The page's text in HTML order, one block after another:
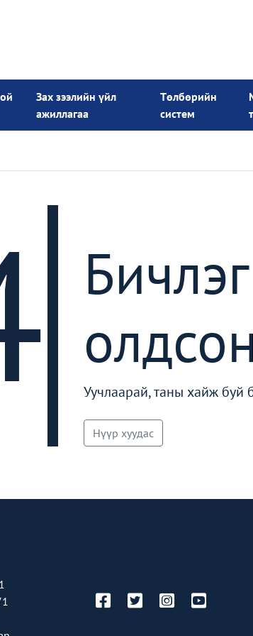
Зах зээлийн үйл
ажиллагаа
Төлбөрийн
систем
Бичлэг
Уучлаарай, таны хайж буй
Нүүр хуудас